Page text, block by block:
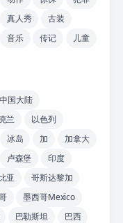
真人秀
古装
音乐 传记
儿童
中国大陆
兰
以色列
冰岛 加
加拿大
卢森堡
印度
亚
哥斯达黎加
墨西哥Mexico
巴勒斯坦
巴西